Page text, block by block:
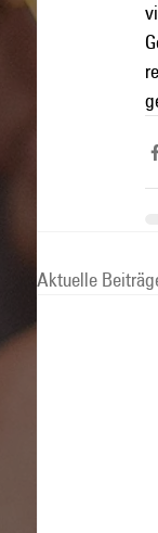
Aktuelle